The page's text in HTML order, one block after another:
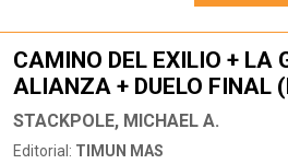
CAMINO DEL EXILIO + LA
ALIANZA + DUELO FINAL
LA ESPADA. 3 TOMOS)
STACKPOLE, MICHAEL A.
Editorial: TIMUN MAS